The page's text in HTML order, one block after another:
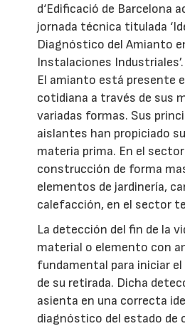
d‘Edificació de Barcelona
jornada técnica titulada
Diagnóstico del Amianto
Instalaciones Industriales’.
El amianto está presente
cotidiana a través de sus
variadas formas. Sus
aislantes han propiciado
materia prima. En el sector
construcción de forma
elementos de jardinería,
calefacción, en el sector
La detección del fin de la
material o elemento con
fundamental para iniciar
de su retirada. Dicha
asienta en una correcta
diagnóstico del estado de